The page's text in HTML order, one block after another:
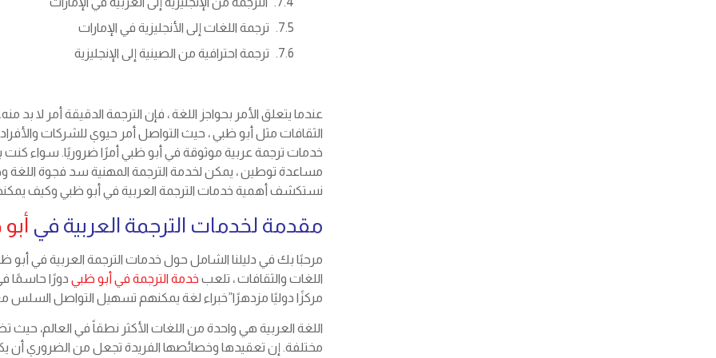
ترجمة اللغات إلى الأنجليزية في الإمارات
ترجمة احترافية من الصينية إلى الإنجليزية
عندما يتعلق الأمر بحواجز اللغة ، فإن الترجمة الدقيقة أمر
الثقافات مثل أبو ظبي ، حيث التواصل أمر حيوي للشركات
خدمات ترجمة عربية موثوقة في أبو ظبي أمرًا ضروريًا. سواء
مساعدة توطين ، يمكن لخدمة الترجمة المهنية سد فجوة
نستكشف أهمية خدمات الترجمة العربية في أبو ظبي وكيف
مقدمة لخدمات الترجمة العربية في
مرحبًا بك في دليلنا الشامل حول خدمات الترجمة العربية في
اللغات والثقافات ، تلعب خدمة الترجمة في أبو ظبيدورًا حاسمًا
مركزًا دوليًا مزدهرًا”خبراء لغة يمكنهم تسهيل التواصل السلس مع
مختلفة. إن تعقيدها وخصائصها الفريدة تجعل من الضروري